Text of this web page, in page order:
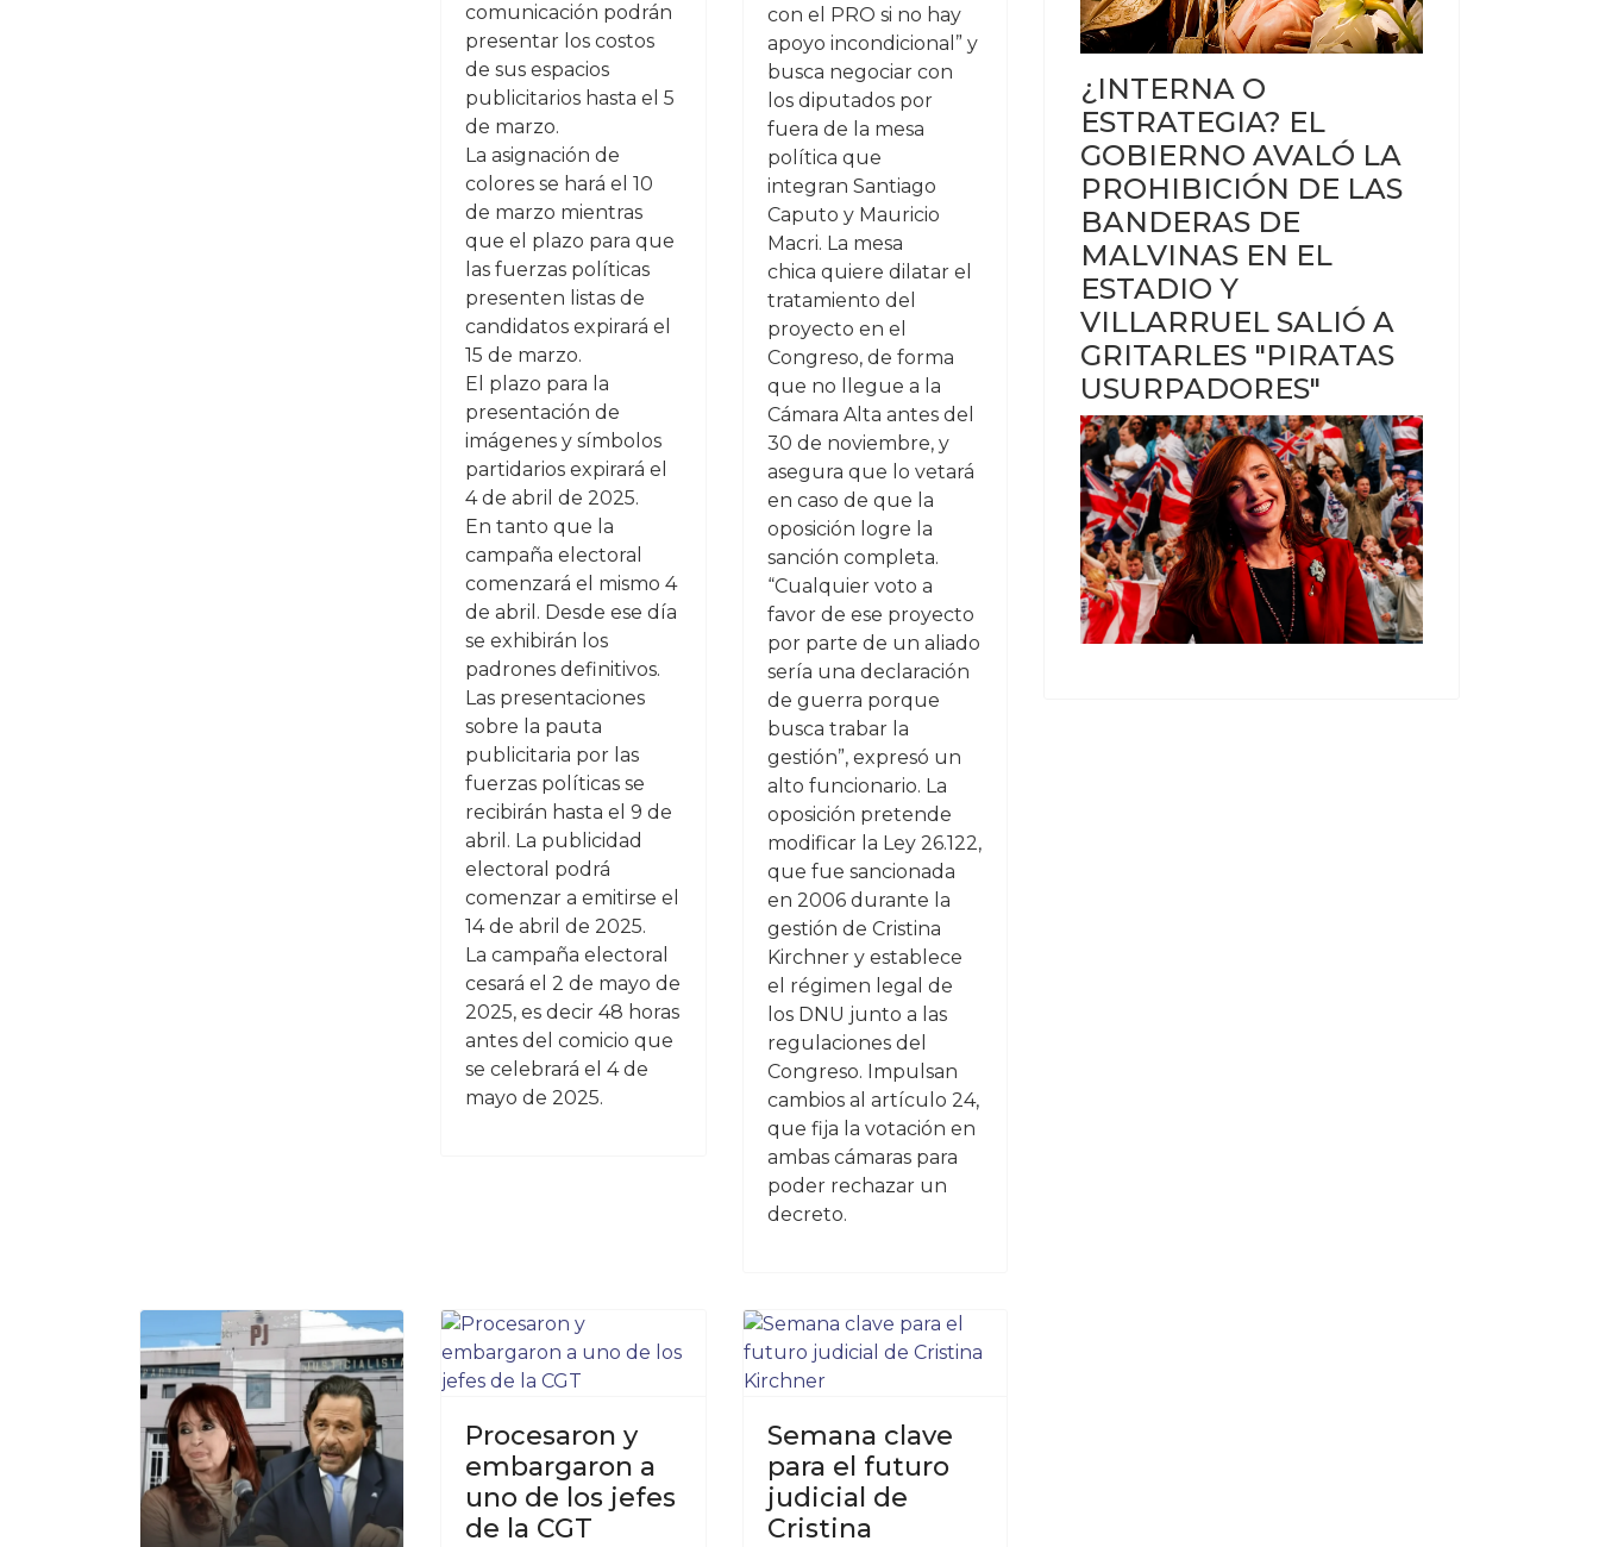
comunicación podrán
presentar los costos
de sus espacios
publicitarios hasta el 5
de marzo.
La asignación de
colores se hará el 10
de marzo mientras
que el plazo para que
las fuerzas políticas
presenten listas de
candidatos expirará el
15 de marzo.
El plazo para la
presentación de
imágenes y símbolos
partidarios expirará el
4 de abril de 2025.
En tanto que la
campaña electoral
comenzará el mismo 4
de abril. Desde ese día
se exhibirán los
padrones definitivos.
Las presentaciones
sobre la pauta
publicitaria por las
fuerzas políticas se
recibirán hasta el 9 de
abril. La publicidad
electoral podrá
comenzar a emitirse el
14 de abril de 2025.
La campaña electoral
cesará el 2 de mayo de
2025, es decir 48 horas
antes del comicio que
se celebrará el 4 de
mayo de 2025.
con el PRO si no hay
apoyo incondicional” y
busca negociar con
los diputados por
fuera de la mesa
política que
integran Santiago
Caputo y Mauricio
Macri. La mesa
chica quiere dilatar el
tratamiento del
proyecto en el
Congreso, de forma
que no llegue a la
Cámara Alta antes del
30 de noviembre, y
asegura que lo vetará
en caso de que la
oposición logre la
sanción completa.
“Cualquier voto a
favor de ese proyecto
por parte de un aliado
sería una declaración
de guerra porque
busca trabar la
gestión”, expresó un
alto funcionario. La
oposición pretende
modificar la Ley 26.122,
que fue sancionada
en 2006 durante la
gestión de Cristina
Kirchner y establece
el régimen legal de
los DNU junto a las
regulaciones del
Congreso. Impulsan
cambios al artículo 24,
que fija la votación en
ambas cámaras para
poder rechazar un
decreto.
Procesaron y
embargaron a
uno de los jefes
de la CGT
Semana clave
para el futuro
judicial de
Cristina
¿INTERNA O
ESTRATEGIA? EL
GOBIERNO AVALÓ LA
PROHIBICIÓN DE LAS
BANDERAS DE
MALVINAS EN EL
ESTADIO Y
VILLARRUEL SALIÓ A
GRITARLES "PIRATAS
USURPADORES"